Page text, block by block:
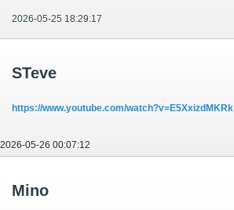
2026-05-25 18:29:17
STeve
https://www.youtube.com/watch?v=E5XxizdMKRk
2026-05-26 00:07:12
Mino